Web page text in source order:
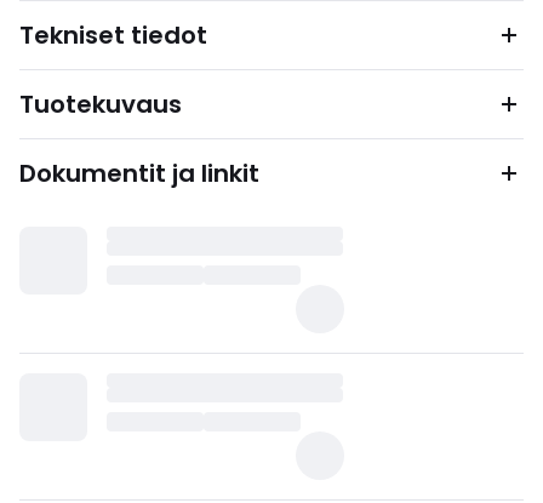
Tekniset tiedot
Tuotekuvaus
Dokumentit ja linkit